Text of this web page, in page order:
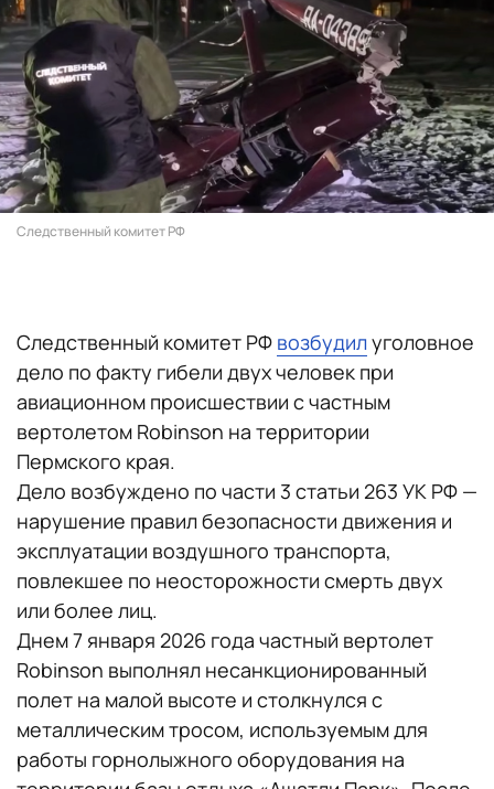
Следственный комитет РФ
Следственный комитет РФ возбудилуголовное
дело по факту гибели двух человек при
авиационном происшествии с частным
вертолетом Robinson на территории
Пермского края.
Дело возбуждено по части 3 статьи 263 УК РФ —
нарушение правил безопасности движения и
эксплуатации воздушного транспорта,
повлекшее по неосторожности смерть двух
или более лиц.
Днем 7 января 2026 года частный вертолет
Robinson выполнял несанкционированный
полет на малой высоте и столкнулся с
металлическим тросом, используемым для
работы горнолыжного оборудования на